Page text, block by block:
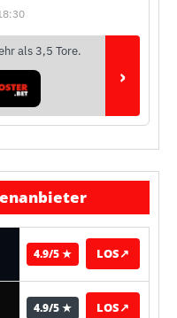
als 3,5 Tore.
›
4.9/5 ★ LOS↗
4.9/5 ★ LOS↗